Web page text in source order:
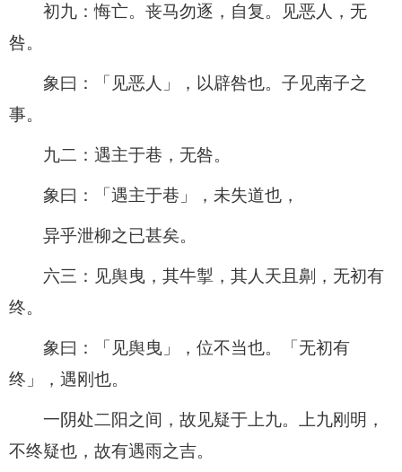
初九：悔亡。丧马勿逐，自复。见恶人，无
咎。
象曰：「见恶人」，以辟咎也。子见南子之
事。
九二：遇主于巷，无咎。
象曰：「遇主于巷」，未失道也，
异乎泄柳之已甚矣。
六三：见舆曳，其牛掣，其人天且劓，无初有
终。
象曰：「见舆曳」，位不当也。「无初有
终」，遇刚也。
一阴处二阳之间，故见疑于上九。上九刚明，
不终疑也，故有遇雨之吉。